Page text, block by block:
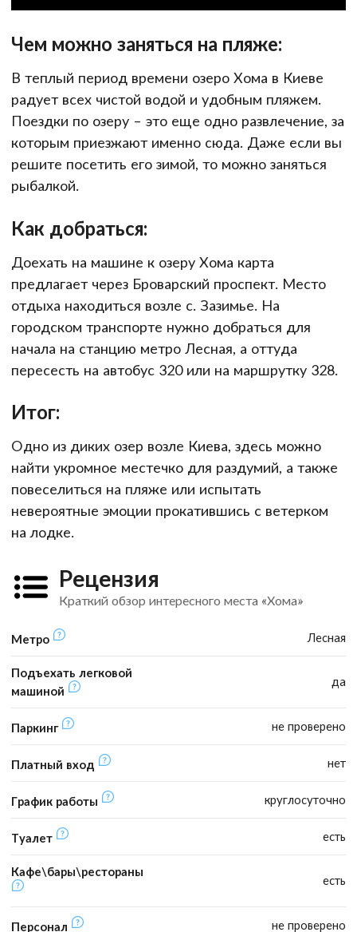
Чем можно заняться на пляже:
В теплый период времени озеро Хома в Киеве
радует всех чистой водой и удобным пляжем.
Поездки по озеру – это еще одно развлечение, за
которым приезжают именно сюда. Даже если вы
решите посетить его зимой, то можно заняться
рыбалкой.
Как добраться:
Доехать на машине к озеру Хома карта
предлагает через Броварский проспект. Место
отдыха находиться возле с. Зазимье. На
городском транспорте нужно добраться для
начала на станцию метро Лесная, а оттуда
пересесть на автобус 320 или на маршрутку 328.
Итог:
Одно из диких озер возле Киева, здесь можно
найти укромное местечко для раздумий, а также
повеселиться на пляже или испытать
невероятные эмоции прокатившись с ветерком
на лодке.
Рецензия
Краткий обзор интересного места «Хома»
Метро Лесная
Подъехать легковой
машиной
да
Паркинг не проверено
Платный вход нет
График работы круглосуточно
Туалет есть
Кафе\бары\рестораны
есть
Персонал не проверено